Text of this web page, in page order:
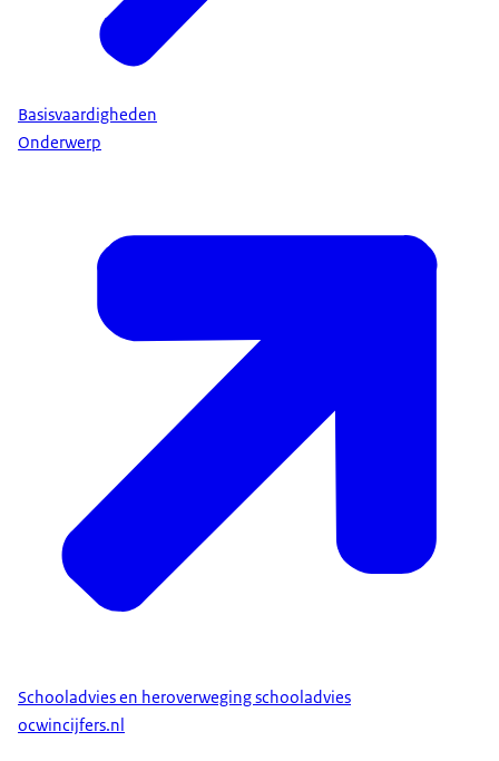
Basisvaardigheden
Onderwerp
Schooladvies en heroverweging schooladvies
ocwincijfers.nl